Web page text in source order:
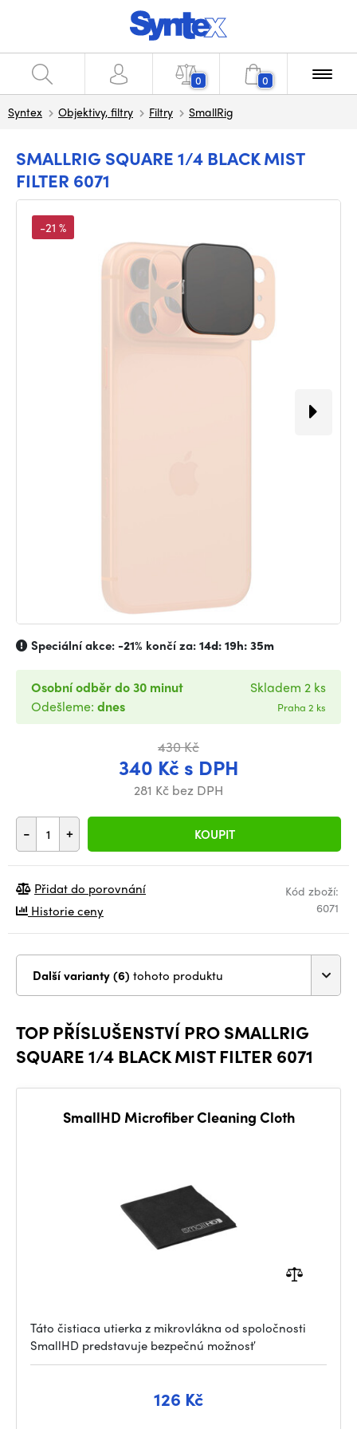
0 0
Syntex Objektivy, filtry Filtry SmallRig
SMALLRIG SQUARE 1/4 BLACK MIST
FILTER 6071
-21 %
Speciální akce:-21% končí za:14d: 19h: 35m
430 Kč
340 Kč s DPH
281 Kč bez DPH
- + KOUPIT
Osobní odběr do 30 minut
Odešleme: dnes
Skladem 2 ks
Praha 2 ks
Kód zboží:
6071
Přidat do porovnání
Historie ceny
Další varianty (6) tohoto produktu
TOP PŘÍSLUŠENSTVÍ PRO SMALLRIG
SQUARE 1/4 BLACK MIST FILTER 6071
SmallHD Microfiber Cleaning Cloth
Táto čistiaca utierka z mikrovlákna od spoločnosti
SmallHD predstavuje bezpečnú možnosť
126 Kč